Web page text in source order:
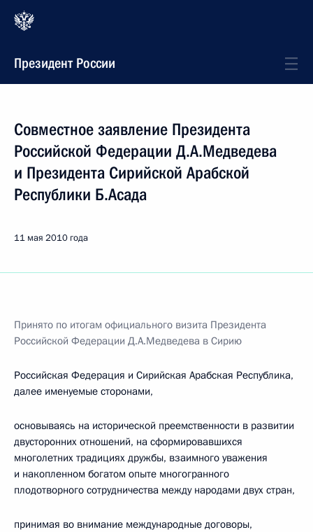
Президент России
Совместное заявление Президента
Российской Федерации Д.А.Медведева
и Президента Сирийской Арабской
Республики Б.Асада
11 мая 2010 года
Принято по итогам официального визита Президента
Российской Федерации Д.А.Медведева в Сирию
Российская Федерация и Сирийская Арабская Республика,
далее именуемые сторонами,
основываясь на исторической преемственности в развитии
двусторонних отношений, на сформировавшихся
многолетних традициях дружбы, взаимного уважения
и накопленном богатом опыте многогранного
плодотворного сотрудничества между народами двух стран,
принимая во внимание международные договоры,